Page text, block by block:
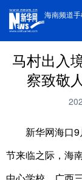
海南频道
马村出入
察致敬
新华网海口9
节来临之际，海